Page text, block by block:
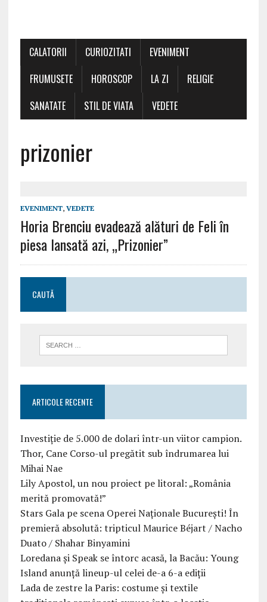
CALATORII CURIOZITATI
EVENIMENT
FRUMUSETE
HOROSCOP LA ZI
RELIGIE
SANATATE
STIL DE VIATA VEDETE
prizonier
EVENIMENT, VEDETE
Horia Brenciu evadează alături de Feli în
piesa lansată azi, „Prizonier”
CAUTĂ
ARTICOLE RECENTE
Investiție de 5.000 de dolari într-un viitor campion.
Thor, Cane Corso-ul pregătit sub îndrumarea lui
Mihai Nae
Lily Apostol, un nou proiect pe litoral: „România
merită promovată!”
Stars Gala pe scena Operei Naționale București! În
premieră absolută: tripticul Maurice Béjart / Nacho
Duato / Shahar Binyamini
Loredana și Speak se întorc acasă, la Bacău: Young
Island anunță lineup-ul celei de-a 6-a ediții
Lada de zestre la Paris: costume și textile